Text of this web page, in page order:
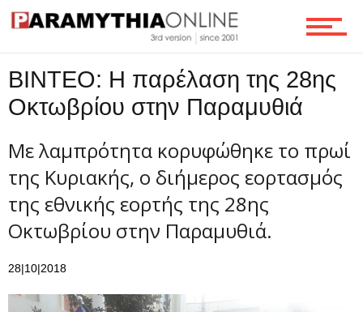
ΒΙΝΤΕΟ: Η παρέλαση της 28ης
Οκτωβρίου στην Παραμυθιά
Με λαμπρότητα κορυφώθηκε το πρωί
της Κυριακής, ο διήμερος εορτασμός
της εθνικής εορτής της 28ης
Οκτωβρίου στην Παραμυθιά.
28|10|2018